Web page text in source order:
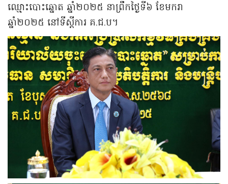
ឈ្មោះបោះឆ្នោត ឆ្នាំ២០២៥ នាព្រឹកថ្ងៃទី៦ ខែមករា
ឆ្នាំ២០២៥ នៅទីស្ដីការ គ.ជ.ប។